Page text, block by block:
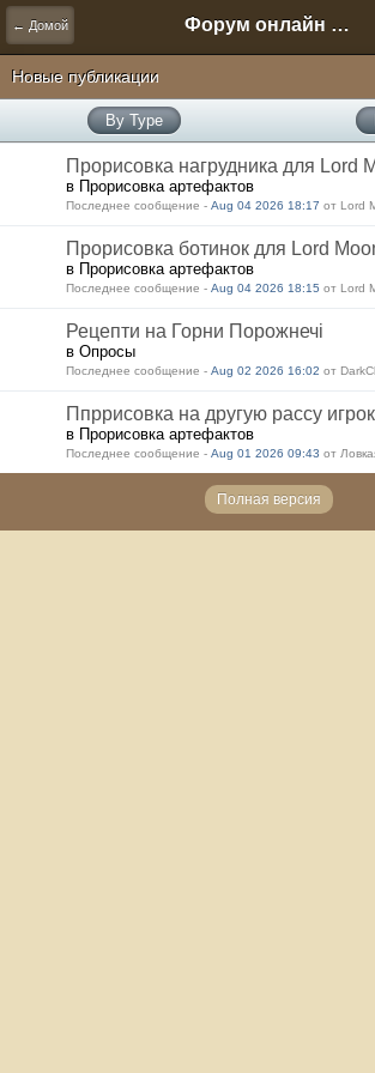
← Домой Форум онлайн игры "Новая Эра" (Нюра Биз)
Новые публикации
By Type
Прорисовка нагрудника для Lord
в Прорисовка артефактов
Последнее сообщение - Aug 04 2026 18:17 от Lord
Прорисовка ботинок для Lord
в Прорисовка артефактов
Последнее сообщение - Aug 04 2026 18:15 от Lord
Рецепти на Горни Порожнечі
в Опросы
Последнее сообщение - Aug 02 2026 16:02 от
Ппррисовка на другую рассу
в Прорисовка артефактов
Последнее сообщение - Aug 01 2026 09:43 от
Полная версия